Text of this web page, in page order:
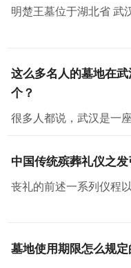
这么多名人的墓地在
个？
中国传统殡葬礼仪之
墓地使用期限怎么规定